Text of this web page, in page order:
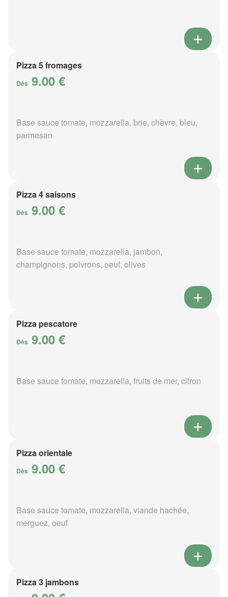
Pizza 5 fromages
Dès 9.00 €
Base sauce tomate, mozzarella, brie, chèvre, bleu,
parmesan
Pizza 4 saisons
Dès 9.00 €
Base sauce tomate, mozzarella, jambon,
champignons, poivrons, oeuf, olives
Pizza pescatore
Dès 9.00 €
Base sauce tomate, mozzarella, fruits de mer, citron
Pizza orientale
Dès 9.00 €
Base sauce tomate, mozzarella, viande hachée,
merguez, oeuf
Pizza 3 jambons